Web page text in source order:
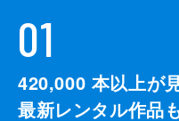
01
420,000 本以上が
最新レンタル作品